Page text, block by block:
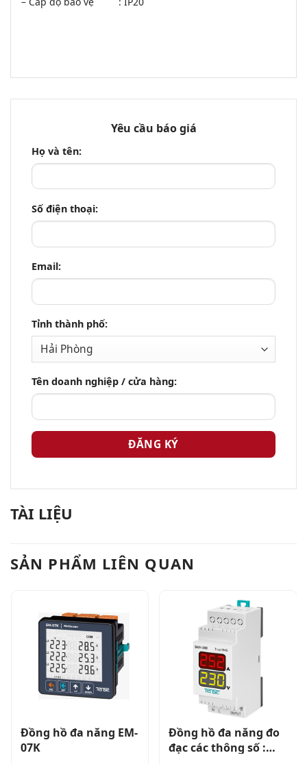
Yêu cầu báo giá
Họ và tên:
Số điện thoại:
Email:
Tỉnh thành phố:
Tên doanh nghiệp / cửa hàng:
TÀI LIỆU
SẢN PHẨM LIÊN QUAN
Đồng hồ đa năng EM-
07K
Đồng hồ đa năng đo
đạc các thông số :